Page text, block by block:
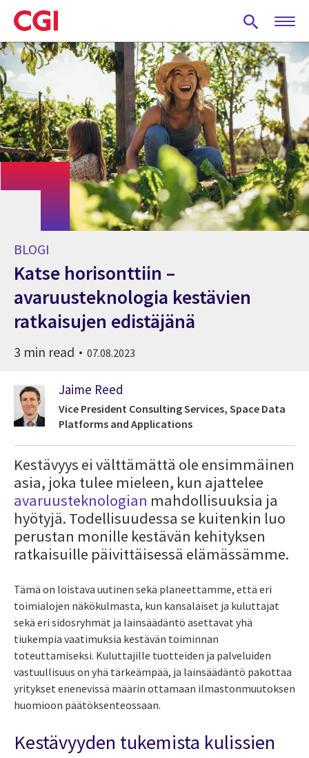
Skip
to
main
content
BLOGI
Katse horisonttiin –
avaruusteknologia kestävien
ratkaisujen edistäjänä
3 min read 07.08.2023
Jaime Reed
Vice President Consulting Services, Space Data
Platforms and Applications
Kestävyys ei välttämättä ole ensimmäinen
asia, joka tulee mieleen, kun ajattelee
avaruusteknologian mahdollisuuksia ja
hyötyjä. Todellisuudessa se kuitenkin luo
perustan monille kestävän kehityksen
ratkaisuille päivittäisessä elämässämme.
Tämä on loistava uutinen sekä planeettamme, että eri
toimialojen näkökulmasta, kun kansalaiset ja kuluttajat
sekä eri sidosryhmät ja lainsäädäntö asettavat yhä
tiukempia vaatimuksia kestävän toiminnan
toteuttamiseksi. Kuluttajille tuotteiden ja palveluiden
vastuullisuus on yhä tärkeämpää, ja lainsäädäntö pakottaa
yritykset enenevissä määrin ottamaan ilmastonmuutoksen
huomioon päätöksenteossaan.
Kestävyyden tukemista kulissien